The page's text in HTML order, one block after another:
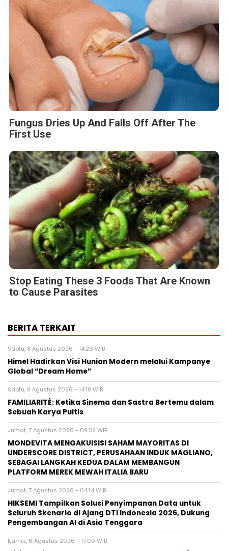
Fungus Dries Up And Falls Off After The
First Use
Stop Eating These 3 Foods That Are Known
to Cause Parasites
BERITA TERKAIT
Sabtu, 8 Agustus 2026 - 14:26 WIB
Himel Hadirkan Visi Hunian Modern melalui Kampanye
Global “Dream Home”
Sabtu, 8 Agustus 2026 - 14:19 WIB
FAMILIARITÉ: Ketika Sinema dan Sastra Bertemu dalam
Sebuah Karya Puitis
Jumat, 7 Agustus 2026 - 09:32 WIB
MONDEVITA MENGAKUISISI SAHAM MAYORITAS DI
UNDERSCORE DISTRICT, PERUSAHAAN INDUK MAGLIANO,
SEBAGAI LANGKAH KEDUA DALAM MEMBANGUN
PLATFORM MEREK MEWAH ITALIA BARU
Jumat, 7 Agustus 2026 - 04:14 WIB
HIKSEMI Tampilkan Solusi Penyimpanan Data untuk
Seluruh Skenario di Ajang DTI Indonesia 2026, Dukung
Pengembangan AI di Asia Tenggara
Kamis, 6 Agustus 2026 - 17:00 WIB